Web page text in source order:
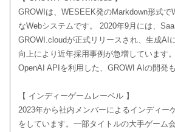
GROWIは、WESEEK発のMarkdown形式で
なWebシステムです。 2020年9月には、
GROWI.cloudが正式リリースされ、生成AI
向上により近年採用事例が急増しています。
OpenAI APIを利用した、GROWI AIの開発
【 インディーゲームレーベル 】
2023年から社内メンバーによるインディー
をしています。一部タイトルの大手ゲーム